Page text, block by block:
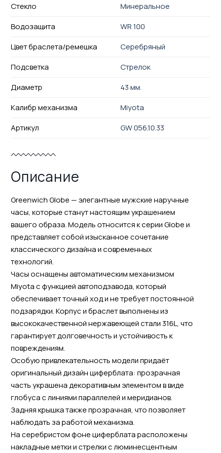
Стекло
Минеральное
Водозащита
WR 100
Цвет браслета/ремешка
Серебряный
Подсветка
Стрелок
Диаметр
43 мм.
Калибр механизма
Miyota
Артикул
GW 056.10.33
Описание
Greenwich Globe — элегантные мужские наручные
часы, которые станут настоящим украшением
вашего образа. Модель относится к серии Globe и
представляет собой изысканное сочетание
классического дизайна и современных
технологий.
Часы оснащены автоматическим механизмом
Miyota с функцией автоподзавода, который
обеспечивает точный ход и не требует постоянной
подзарядки. Корпус и браслет выполнены из
высококачественной нержавеющей стали 316L, что
гарантирует долговечность и устойчивость к
повреждениям.
Особую привлекательность модели придаёт
оригинальный дизайн циферблата: прозрачная
часть украшена декоративным элементом в виде
глобуса с линиями параллелей и меридианов.
Задняя крышка также прозрачная, что позволяет
наблюдать за работой механизма.
На серебристом фоне циферблата расположены
накладные метки и стрелки с люминесцентным